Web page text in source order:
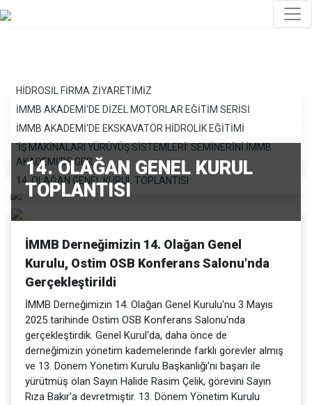
HİDROSİL FİRMA ZİYARETİMİZ
İMMB AKADEMİ'DE DİZEL MOTORLAR EĞİTİM SERİSİ
İMMB AKADEMİ'DE EKSKAVATÖR HİDROLİK EĞİTİMİ
'İŞ MAKİNALARI YÜRÜYÜŞ SİSTEMLERİ' SEMİNERİNİ İMMB
AKADEMİ'DE GER..
14. OLAĞAN GENEL KURUL TOPLANTISI
14. OLAĞAN GENEL KURUL
TOPLANTISI
İMMB Derneğimizin 14. Olağan Genel
Kurulu, Ostim OSB Konferans Salonu'nda
Gerçekleştirildi
İMMB Derneğimizin 14. Olağan Genel Kurulu'nu 3 Mayıs
2025 tarihinde Ostim OSB Konferans Salonu'nda
gerçekleştirdik. Genel Kurul'da, daha önce de
derneğimizin yönetim kademelerinde farklı görevler almış
ve 13. Dönem Yönetim Kurulu Başkanlığı'nı başarı ile
yürütmüş olan Sayın Halide Rasim Çelik, görevini Sayın
Rıza Bakır'a devretmiştir. 13. Dönem Yönetim Kurulu